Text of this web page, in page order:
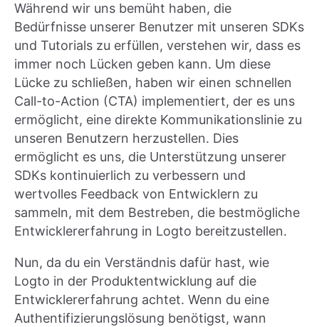
Während wir uns bemüht haben, die
Bedürfnisse unserer Benutzer mit unseren SDKs
und Tutorials zu erfüllen, verstehen wir, dass es
immer noch Lücken geben kann. Um diese
Lücke zu schließen, haben wir einen schnellen
Call-to-Action (CTA) implementiert, der es uns
ermöglicht, eine direkte Kommunikationslinie zu
unseren Benutzern herzustellen. Dies
ermöglicht es uns, die Unterstützung unserer
SDKs kontinuierlich zu verbessern und
wertvolles Feedback von Entwicklern zu
sammeln, mit dem Bestreben, die bestmögliche
Entwicklererfahrung in Logto bereitzustellen.
Nun, da du ein Verständnis dafür hast, wie
Logto in der Produktentwicklung auf die
Entwicklererfahrung achtet. Wenn du eine
Authentifizierungslösung benötigst, wann